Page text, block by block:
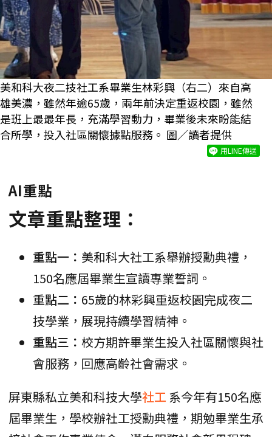
美和科大夜二技社工系畢業生林彩興（右二）來自高
雄美濃，雖然年逾65歲，兩年前決定重返校園，雖然
是班上最最年長，充滿學習動力，畢業後未來盼能結
合所學，投入社區關懷據點服務。 圖／讀者提供
用LINE傳送
AI重點
文章重點整理：
重點一： 美和科大社工系舉辦授勳典禮，
150名應屆畢業生宣讀專業誓詞。
重點二： 65歲的林彩興重返校園完成夜二
技學業，展現持續學習精神。
重點三： 校方期許畢業生投入社區關懷與社
會服務，回應高齡社會需求。
屏東縣私立美和科技大學社工 系今年有150名應
屆畢業生，學校辦社工授勳典禮，期勉畢業生承